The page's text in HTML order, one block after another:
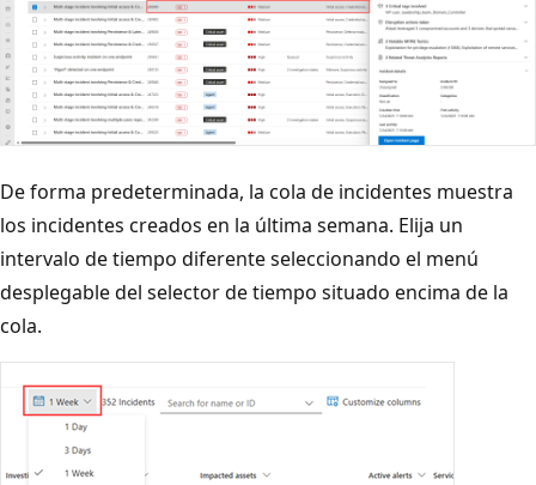
De forma predeterminada, la cola de incidentes muestra
los incidentes creados en la última semana. Elija un
intervalo de tiempo diferente seleccionando el menú
desplegable del selector de tiempo situado encima de la
cola.